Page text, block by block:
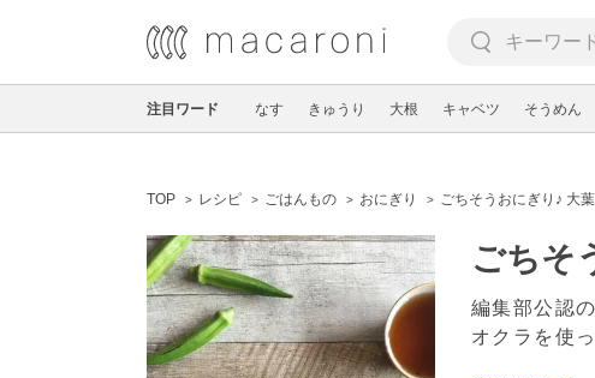
注目ワード なす きゅうり 大根 キャベツ そうめん
TOP レシピ ごはんもの おにぎり ごちそうおにぎり♪ 大
ごちそ
編集部公認
オクラを使